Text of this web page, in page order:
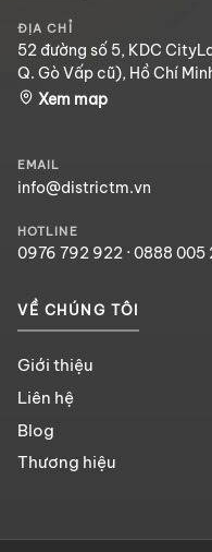
ĐỊA CHỈ
52 đường số 5, KDC
Q. Gò Vấp cũ), Hồ Chí
Xem map
EMAIL
info@districtm.vn
HOTLINE
0976 792 922 · 0888 005
VỀ CHÚNG TÔI
Giới thiệu
Liên hệ
Blog
Thương hiệu